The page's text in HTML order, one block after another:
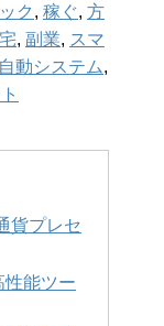
ク , 稼ぐ, 方
, 副業, スマ
自動システム,
貨プレセ
性能ツー